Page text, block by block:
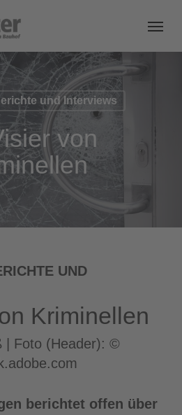
und Interviews
von
UND
Kriminellen
| Foto (Header): ©
berichtet offen über